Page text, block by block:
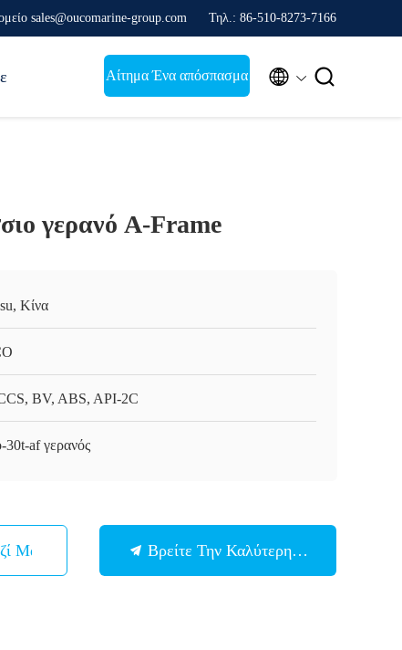
sales@oucomarine-group.com Τηλ.: 86-510-8273-7166
Αίτημα Ένα απόσπασμα  
γερανό A-Frame
Κίνα
BV, ABS, API-2C
30t-af γερανός
Μας Βρείτε Την Καλύτερη Τιμή